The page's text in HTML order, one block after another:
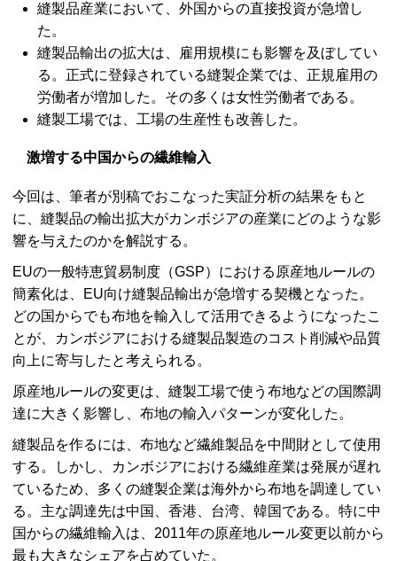
縫製品産業において、外国からの直接投資が急増し
た。
縫製品輸出の拡大は、雇用規模にも影響を及ぼしてい
る。正式に登録されている縫製企業では、正規雇用の
労働者が増加した。その多くは女性労働者である。
縫製工場では、工場の生産性も改善した。
激増する中国からの繊維輸入
今回は、筆者が別稿でおこなった実証分析の結果をもと
に、縫製品の輸出拡大がカンボジアの産業にどのような影
響を与えたのかを解説する。
EUの一般特恵貿易制度（GSP）における原産地ルールの
簡素化は、EU向け縫製品輸出が急増する契機となった。
どの国からでも布地を輸入して活用できるようになったこ
とが、カンボジアにおける縫製品製造のコスト削減や品質
向上に寄与したと考えられる。
原産地ルールの変更は、縫製工場で使う布地などの国際調
達に大きく影響し、布地の輸入パターンが変化した。
縫製品を作るには、布地など繊維製品を中間財として使用
する。しかし、カンボジアにおける繊維産業は発展が遅れ
ているため、多くの縫製企業は海外から布地を調達してい
る。主な調達先は中国、香港、台湾、韓国である。特に中
国からの繊維輸入は、2011年の原産地ルール変更以前から
最も大きなシェアを占めていた。